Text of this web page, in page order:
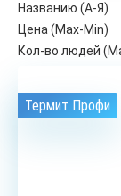
Названию (А-Я)
Цена (Max-Min)
Кол-во людей
Термит Профи